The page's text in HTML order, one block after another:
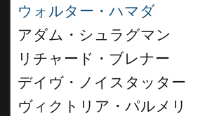
ウォルター・ハマダ
アダム・シュラグマン
リチャード・ブレナー
デイヴ・ノイスタッター
ヴィクトリア・パルメリ